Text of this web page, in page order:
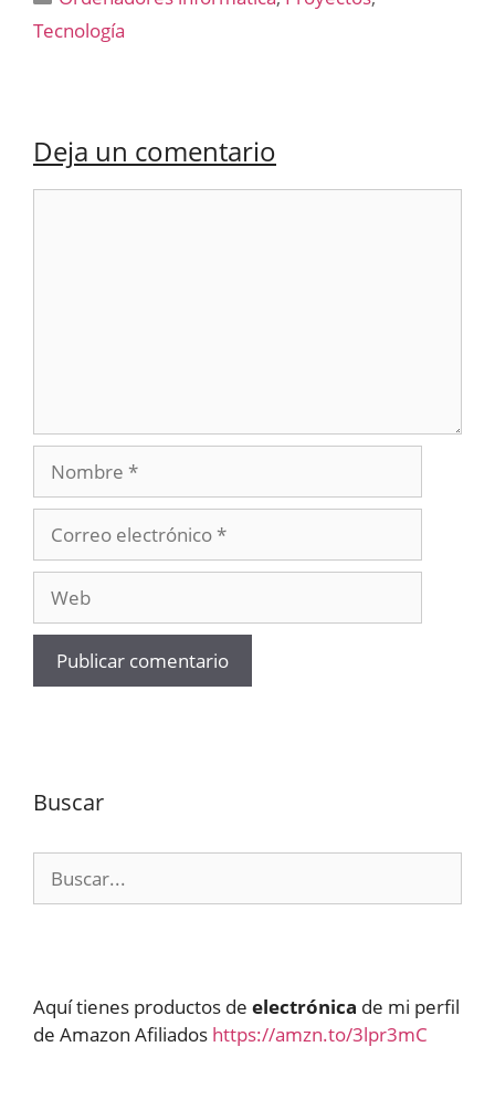
Tecnología
Deja un comentario
electrónico
Buscar
Aquí tienes productos de electrónica de mi perfil
de Amazon Afiliados https://amzn.to/3lpr3mC